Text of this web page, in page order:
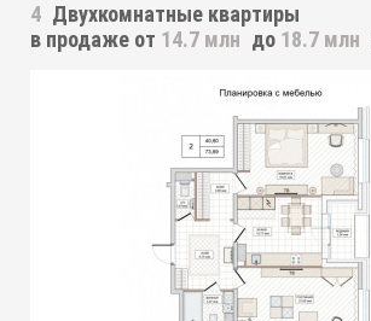
4 Двухкомнатные квартиры
в продаже от 14.7 млн до 18.7 млн